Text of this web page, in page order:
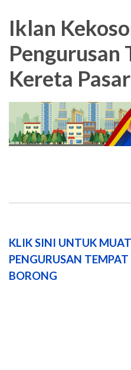
Iklan
Pengurusan
Kereta
KLIK SINI UNTUK
PENGURUSAN
BORONG